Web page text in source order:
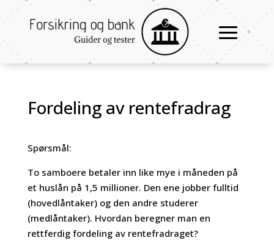
Fordeling av rentefradrag
Spørsmål:
To samboere betaler inn like mye i måneden på
et huslån på 1,5 millioner. Den ene jobber fulltid
(hovedlåntaker) og den andre studerer
(medlåntaker). Hvordan beregner man en
rettferdig fordeling av rentefradraget?